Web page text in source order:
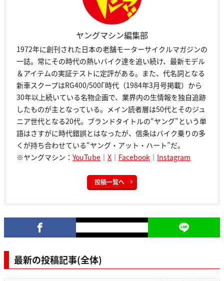
ヤングマシン編集部
1972年に創刊された日本の老舗モーターサイクルマガジンの
一誌。常にその時代の熱いバイク達を追い続け、最新モデル
＆アイテムの実証テストに定評がある。また、代名詞となる
新車スクープはRG400/500Γ時代（1984年3月号掲載）から
30年以上続いている名物企画で、業界内の生情報を独自追跡
したものが主となっている。メイン読者層は50代とそのジュ
ニア世代となる20代。ブランドタイトルの“ヤング”という単
語はさすがに時代錯誤とはなったが、信条はバイク乗りの多
くが持ち合わせている“ヤング・アット・ハート”だ。
※ヤングマシン： YouTube ｜ X ｜ Facebook ｜ Instagram
投稿一覧へ
最新の投稿記事(全体)